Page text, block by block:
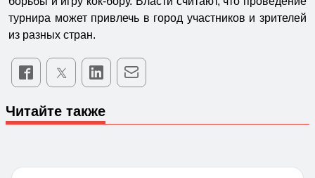
турнира может привлечь в город участников и зрителей
из разных стран.
Читайте также